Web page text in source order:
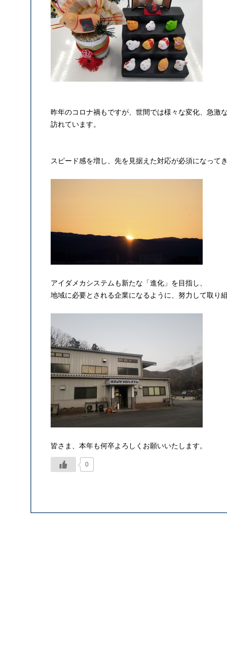
昨年のコロナ禍もですが、世間では様々な変化、急激
訪れています。
スピード感を増し、先を見据えた対応が必須になって
アイダメカシステムも新たな「進化」を目指し、
地域に必要とされる企業になるように、努力して取り
皆さま、本年も何卒よろしくお願いいたします。
0